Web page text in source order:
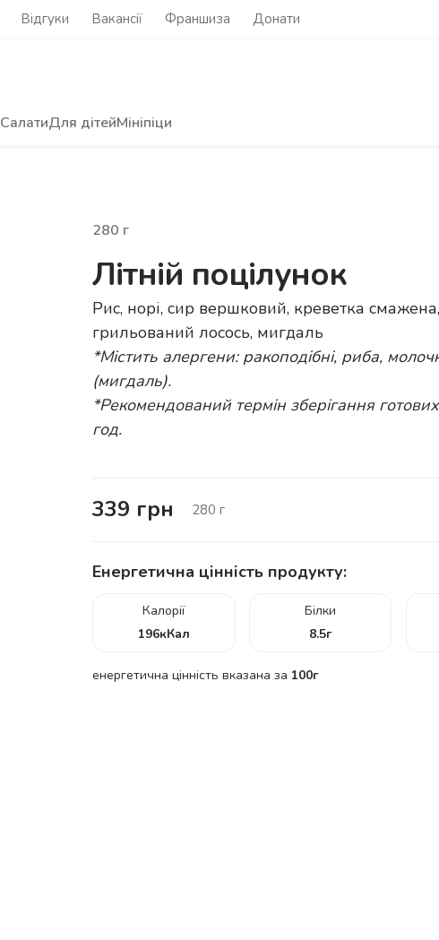
Відгуки Вакансії Франшиза Донати
СалатиДля дітейМініпіци
280 г
Літній поцілунок
Рис, норі, сир вершковий, креветка
грильований лосось, мигдаль
*Містить алергени: ракоподібні, риба,
(мигдаль).
*Рекомендований термін зберігання
год.
339 грн 280 г
Енергетична цінність продукту:
Калорії
196кКал
Білки
8.5г
енергетична цінність вказана за 100г